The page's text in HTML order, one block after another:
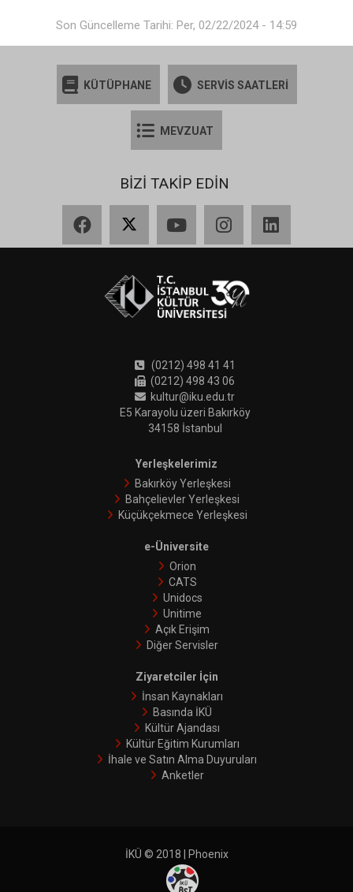
Son Güncelleme Tarihi: Per, 02/22/2024 - 14:59
KÜTÜPHANE SERVİS SAATLERİ
MEVZUAT
BİZİ TAKİP EDİN
(0212) 498 41 41
(0212) 498 43 06
kultur@iku.edu.tr
E5 Karayolu üzeri Bakırköy
34158 İstanbul
Yerleşkelerimiz
Bakırköy Yerleşkesi
Bahçelievler Yerleşkesi
Küçükçekmece Yerleşkesi
e-Üniversite
Orion
CATS
Unidocs
Unitime
Açık Erişim
Diğer Servisler
Ziyaretciler İçin
İnsan Kaynakları
Basında İKÜ
Kültür Ajandası
Kültür Eğitim Kurumları
İhale ve Satın Alma Duyuruları
Anketler
İKÜ © 2018 | Phoenix